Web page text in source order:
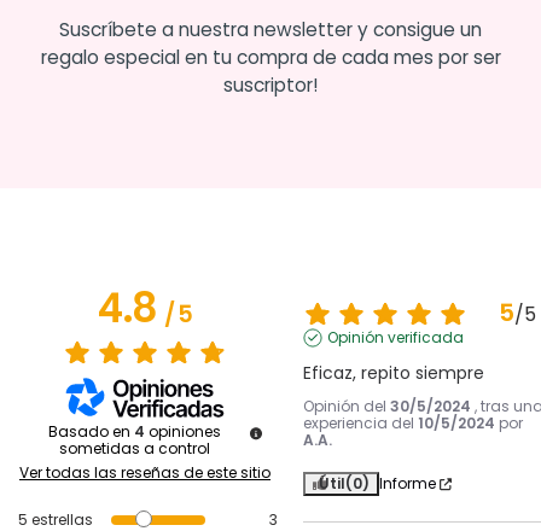
Suscríbete a nuestra newsletter y consigue un
regalo especial en tu compra de cada mes por ser
suscriptor!
4.8/5
Basado en 4 opiniones
sometidas a control
Ver todas las reseñas de este sitio
5 estrellas
3
5/5
Opinión verificada
Eficaz, repito siempre
Opinión del 30/5/2024 , tras
experiencia del 10/5/2024 por
A.A.
Útil(0) Informe